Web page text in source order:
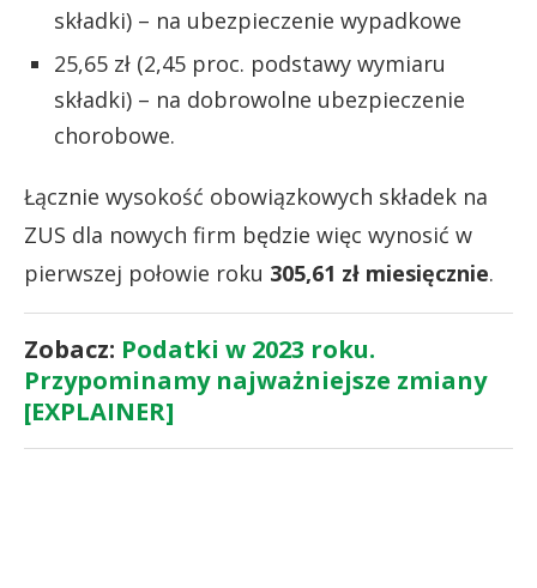
składki) – na ubezpieczenie wypadkowe
25,65 zł (2,45 proc. podstawy wymiaru
składki) – na dobrowolne ubezpieczenie
chorobowe.
Łącznie wysokość obowiązkowych składek na
ZUS dla nowych firm będzie więc wynosić w
pierwszej połowie roku 305,61 zł miesięcznie.
Zobacz: Podatki w 2023 roku.
Przypominamy najważniejsze zmiany
[EXPLAINER]